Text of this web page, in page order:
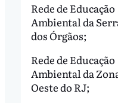
Rede de Educação
Ambiental da
dos Órgãos;
Rede de Educação
Ambiental da
Oeste do RJ;